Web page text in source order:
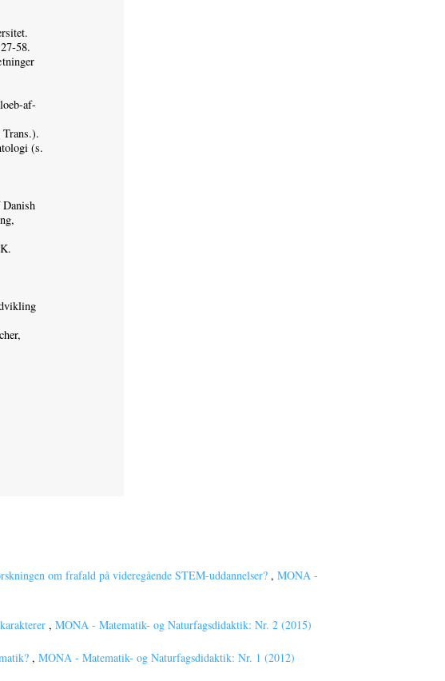
af-
(s.
om frafald på videregående STEM-uddannelser? , MONA -
, MONA - Matematik- og Naturfagsdidaktik: Nr. 2 (2015)
, MONA - Matematik- og Naturfagsdidaktik: Nr. 1 (2012)